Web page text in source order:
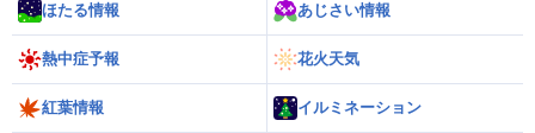
ほたる情報 あじさい情報
熱中症予報 花火天気
紅葉情報 イルミネーション